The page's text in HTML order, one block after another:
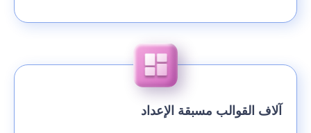
آلاف القوالب مسبقة الإعداد